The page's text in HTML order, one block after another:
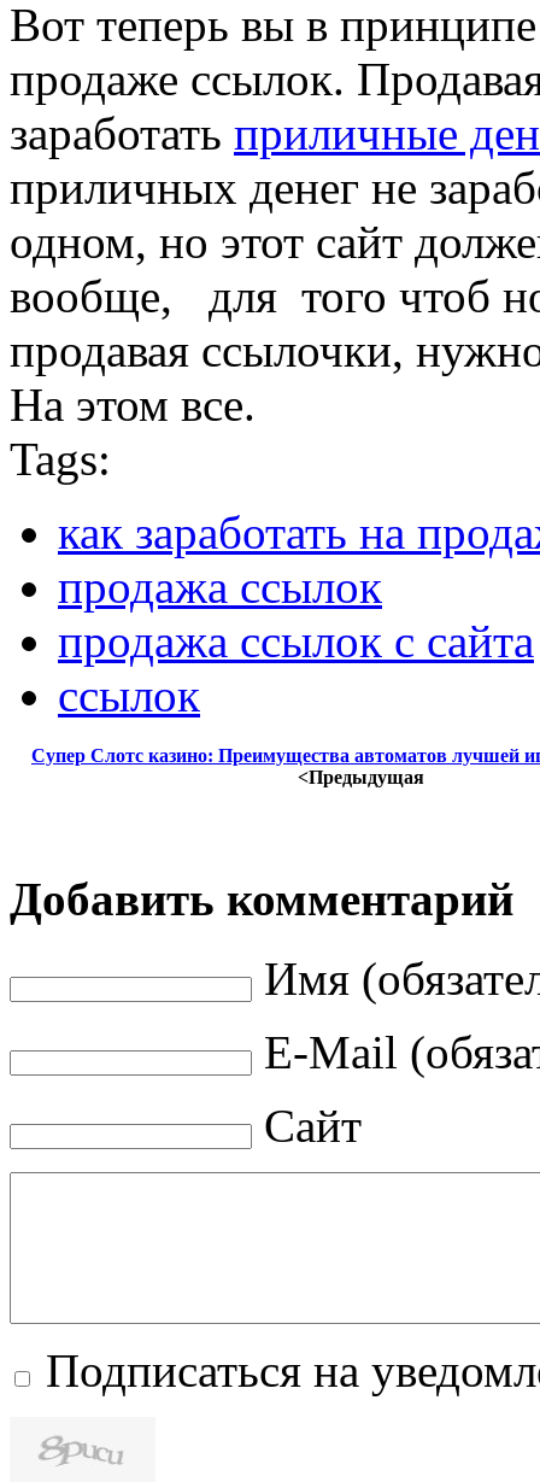
Вот теперь вы в принципе
продаже ссылок.
заработать приличные
приличных денег не
одном, но этот сайт
вообще, для того чтоб
продавая ссылочки,
На этом все.
Tags:
как заработать на
продажа ссылок
продажа ссылок с сайта
ссылок
Супер Слотс казино: Преимущества автоматов лучшей
<Предыдущая
Добавить комментарий
Имя
E-Mail
Сайт
Подписаться на